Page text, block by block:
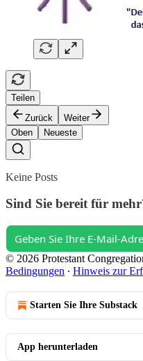
Teilen
Zurück
Weiter
Oben
Neueste
Keine Posts
Sind Sie bereit für
© 2026 Protestant
Bedingungen ∙ Hinweis zur
Starten Sie Ihre Substack
App herunterladen